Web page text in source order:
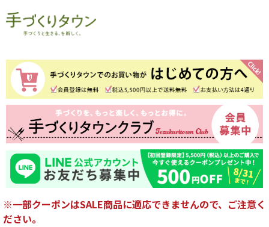
※一部クーポンはSALE商品に適応できませんので、ご注意く
ださい。